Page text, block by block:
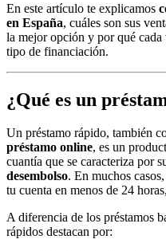
En este artículo te explicamos
en España, cuáles son sus
la mejor opción y por qué cada
tipo de financiación.
¿Qué es un
Un préstamo rápido, también
préstamo online, es un
cuantía que se caracteriza por
desembolso. En muchos
tu cuenta en menos de 24
A diferencia de los préstamos
rápidos destacan por: